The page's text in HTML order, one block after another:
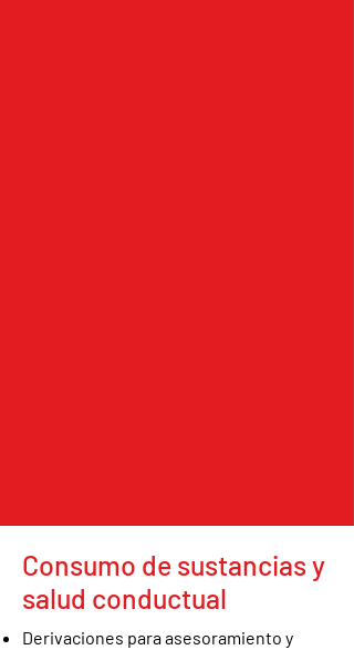
Consumo de sustancias y
salud conductual
Derivaciones para asesoramiento y